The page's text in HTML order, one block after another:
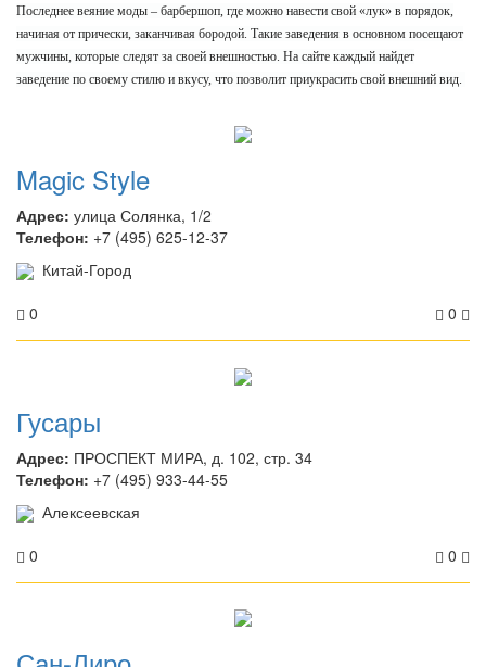
ВДНХ
Щукинская
Парк Культуры
Таганская
Сухаревская
Третьяковская
Охотный Ряд
Бульвар Дмитрия
Донского
Октябрьская
Молодежная
Беломорская
Бибирево
Красные Ворота
Последнее веяние моды – барбершоп, где можно навести свой «лук» в порядок,
начиная от прически, заканчивая бородой. Такие заведения в основном посещают
мужчины, которые следят за своей внешностью. На сайте каждый найдет
заведение по своему стилю и вкусу, что позволит приукрасить свой внешний вид.
Magic Style
Адрес: улица Солянка, 1/2
Телефон: +7 (495) 625-12-37
Китай-Город
0 0
Гусары
Адрес: ПРОСПЕКТ МИРА, д. 102, стр. 34
Телефон: +7 (495) 933-44-55
Алексеевская
0 0